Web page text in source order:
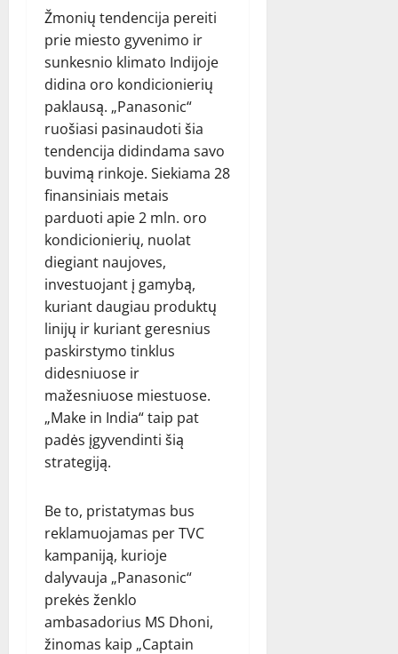
Žmonių tendencija pereiti
prie miesto gyvenimo ir
sunkesnio klimato Indijoje
didina oro kondicionierių
paklausą. „Panasonic“
ruošiasi pasinaudoti šia
tendencija didindama savo
buvimą rinkoje. Siekiama 28
finansiniais metais
parduoti apie 2 mln. oro
kondicionierių, nuolat
diegiant naujoves,
investuojant į gamybą,
kuriant daugiau produktų
linijų ir kuriant geresnius
paskirstymo tinklus
didesniuose ir
mažesniuose miestuose.
„Make in India“ taip pat
padės įgyvendinti šią
strategiją.
Be to, pristatymas bus
reklamuojamas per TVC
kampaniją, kurioje
dalyvauja „Panasonic“
prekės ženklo
ambasadorius MS Dhoni,
žinomas kaip „Captain